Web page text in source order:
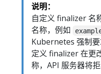
说明：
自定义 finalizer 名
名称，例如
Kubernetes 强制
定义 finalizer 在更
称，API 服务器将